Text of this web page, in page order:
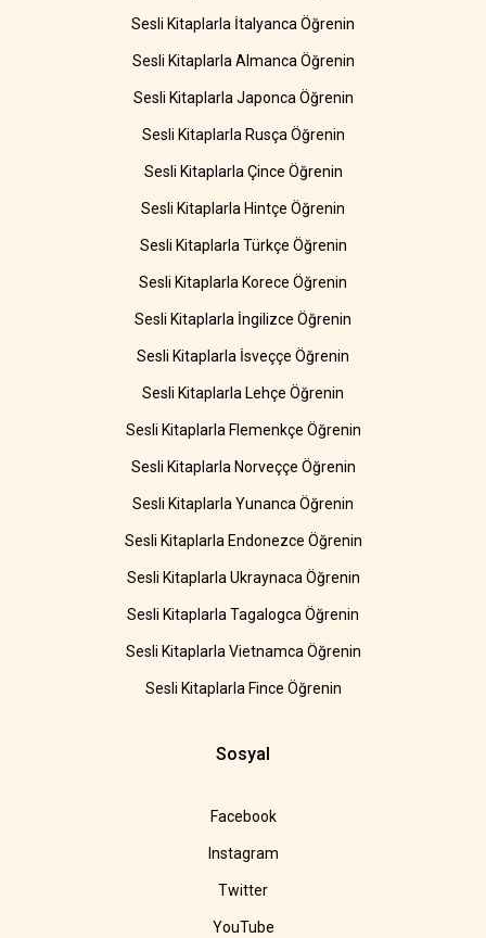
Sesli Kitaplarla İtalyanca Öğrenin
Sesli Kitaplarla Almanca Öğrenin
Sesli Kitaplarla Japonca Öğrenin
Sesli Kitaplarla Rusça Öğrenin
Sesli Kitaplarla Çince Öğrenin
Sesli Kitaplarla Hintçe Öğrenin
Sesli Kitaplarla Türkçe Öğrenin
Sesli Kitaplarla Korece Öğrenin
Sesli Kitaplarla İngilizce Öğrenin
Sesli Kitaplarla İsveççe Öğrenin
Sesli Kitaplarla Lehçe Öğrenin
Sesli Kitaplarla Flemenkçe Öğrenin
Sesli Kitaplarla Norveççe Öğrenin
Sesli Kitaplarla Yunanca Öğrenin
Sesli Kitaplarla Endonezce Öğrenin
Sesli Kitaplarla Ukraynaca Öğrenin
Sesli Kitaplarla Tagalogca Öğrenin
Sesli Kitaplarla Vietnamca Öğrenin
Sesli Kitaplarla Fince Öğrenin
Sosyal
Facebook
Instagram
Twitter
YouTube